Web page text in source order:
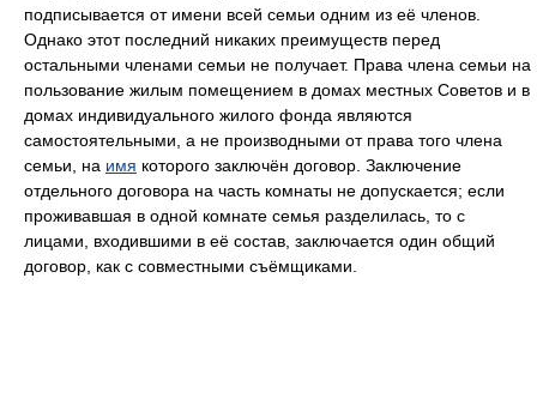
подписывается от имени всей семьи одним из её членов.
Однако этот последний никаких преимуществ перед
остальными членами семьи не получает. Права члена семьи на
пользование жилым помещением в домах местных Советов и в
домах индивидуального жилого фонда являются
самостоятельными, а не производными от права того члена
семьи, на имя которого заключён договор. Заключение
отдельного договора на часть комнаты не допускается; если
проживавшая в одной комнате семья разделилась, то с
лицами, входившими в её состав, заключается один общий
договор, как с совместными съёмщиками.